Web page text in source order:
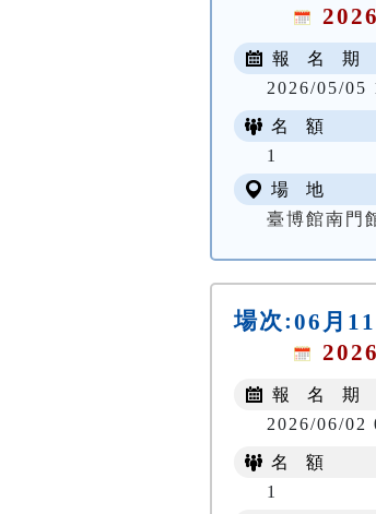
報 名 期
2026/05/05
名 額
1
場 地
臺博館南門
場次:06月
報 名 期
2026/06/02
名 額
1